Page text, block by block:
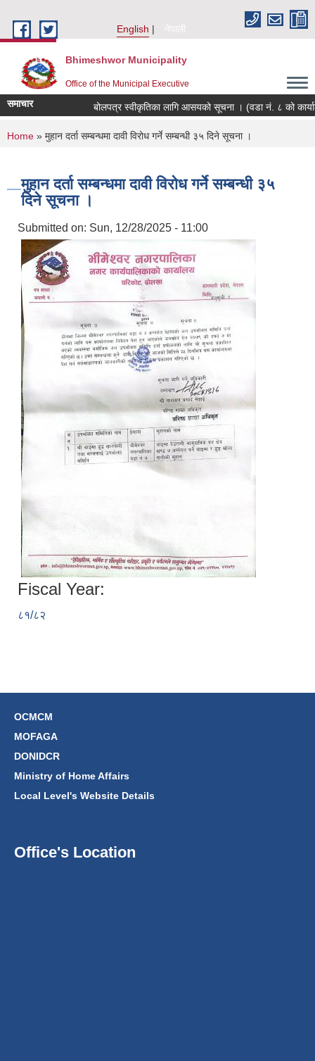
English
नेपाली
Bhimeshwor Municipality
Office of the Municipal Executive
समाचार बोलपत्र स्वीकृतिका लागि आसयको सूचना । (वडा नं. ८ को
You are here
Home » मुहान दर्ता सम्बन्धमा दावी विरोध गर्ने सम्बन्धी ३५ दिने सूचना ।
मुहान दर्ता सम्बन्धमा दावी विरोध गर्ने सम्बन्धी ३५
दिने सूचना ।
Submitted on: Sun, 12/28/2025 - 11:00
Fiscal Year:
८१/८२
OCMCM
MOFAGA
DONIDCR
Ministry of Home Affairs
Local Level's Website Details
Office's Location